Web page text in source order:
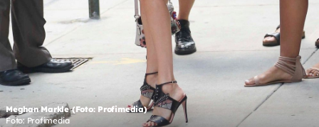
Meghan Markle (Foto: Profimedia)
Foto: Profimedia